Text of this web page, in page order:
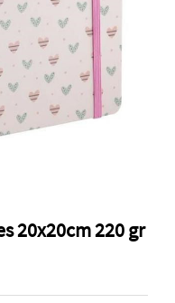
20x20cm 220 gr